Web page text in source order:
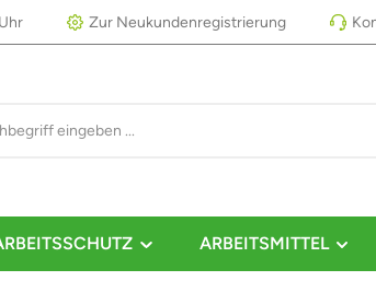
Zur Neukundenregistrierung
ARBEITSMITTEL